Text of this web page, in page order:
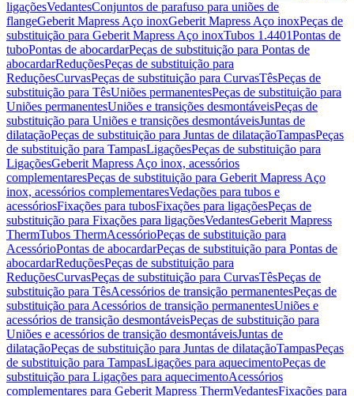
ligaçõesVedantesConjuntos de parafuso para uniões de
flangeGeberit Mapress Aço inoxGeberit Mapress Aço inoxPeças de
substituição para Geberit Mapress Aço inoxTubos 1.4401Pontas de
tuboPontas de abocardarPeças de substituição para Pontas de
abocardarReduçõesPeças de substituição para
ReduçõesCurvasPeças de substituição para CurvasTêsPeças de
substituição para TêsUniões permanentesPeças de substituição para
Uniões permanentesUniões e transições desmontáveisPeças de
substituição para Uniões e transições desmontáveisJuntas de
dilataçãoPeças de substituição para Juntas de dilataçãoTampasPeças
de substituição para TampasLigaçõesPeças de substituição para
LigaçõesGeberit Mapress Aço inox, acessórios
complementaresPeças de substituição para Geberit Mapress Aço
inox, acessórios complementaresVedações para tubos e
acessóriosFixações para tubosFixações para ligaçõesPeças de
substituição para Fixações para ligaçõesVedantesGeberit Mapress
ThermTubos ThermAcessórioPeças de substituição para
AcessórioPontas de abocardarPeças de substituição para Pontas de
abocardarReduçõesPeças de substituição para
ReduçõesCurvasPeças de substituição para CurvasTêsPeças de
substituição para TêsAcessórios de transição permanentesPeças de
substituição para Acessórios de transição permanentesUniões e
acessórios de transição desmontáveisPeças de substituição para
Uniões e acessórios de transição desmontáveisJuntas de
dilataçãoPeças de substituição para Juntas de dilataçãoTampasPeças
de substituição para TampasLigações para aquecimentoPeças de
substituição para Ligações para aquecimentoAcessórios
complementares para Geberit Mapress ThermVedantesFixações para